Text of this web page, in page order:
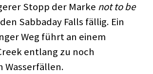
Stopp der Marke not to be
Sabbaday Falls fällig. Ein
Weg führt an einem
entlang zu noch
Wasserfällen.